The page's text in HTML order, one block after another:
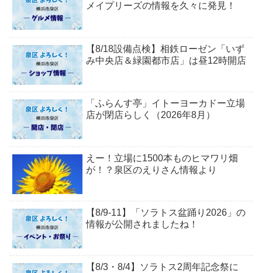
メイプリーズの情報を久々に発見！
【8/18設備点検】相鉄ローゼン「いず
み中央店＆緑園都市店」は昼12時開店
「ふらんす亭」イトーヨーカドー立場
店が閉店らしく（2026年8月）
えー！立場に1500本ものヒマワリ畑
が！？泉区のえりさん情報より
【8/9-11】「ソラトス盆踊り2026」の
情報が公開されましたね！
【8/3・8/4】ソラトス2周年記念祭に